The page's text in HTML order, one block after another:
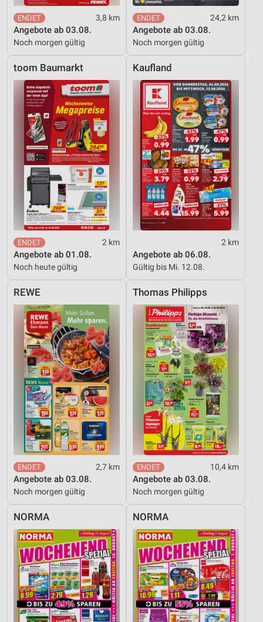
3,8 km
Angebote ab 03.08.
Noch morgen gültig
24,2 km
Angebote ab 03.08.
Noch morgen gültig
toom Baumarkt
2 km
Angebote ab 01.08.
Noch heute gültig
Kaufland
2 km
Angebote ab 06.08.
Gültig bis Mi. 12.08.
REWE
2,7 km
Angebote ab 03.08.
Noch morgen gültig
Thomas Philipps
10,4 km
Angebote ab 03.08.
Noch morgen gültig
NORMA NORMA
Verwendung reduzierter Daten zur Auswahl von
Inhalten
IAB-Besonderheiten:
Geräte anhand von aktiv angeforderten
Informationen identifizieren
Nicht-IAB-Verarbeitungszwecke:
Notwendig
Performance
Funktional
Werbung